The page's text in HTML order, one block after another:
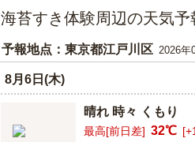
海苔すき体験周辺の天気予
予報地点：東京都江戸川区 2026年
8月6日(木)
晴れ 時々 くもり
最高[前日差] 32℃